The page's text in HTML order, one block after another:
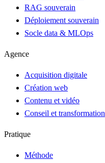
RAG souverain
Déploiement souverain
Socle data & MLOps
Agence
Acquisition digitale
Création web
Contenu et vidéo
Conseil et transformation
Pratique
Méthode